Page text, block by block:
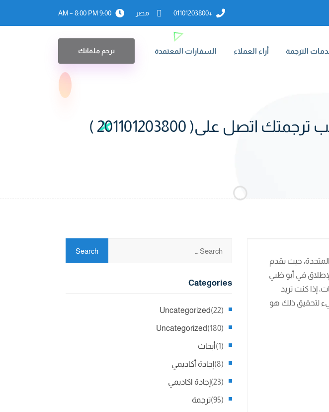
+01101203800 مصر 9:00 AM – 8:00 PM
الترجمة أراء العملاء السفارات المعتمدة ترجم ملفاتك
على( 201101203800 )
حيث يقدم
في أبو ظبي
إذا كنت تريد
لتحقيق ذلك هو
Categories
Uncategorized (22)
Uncategorized (180)
أبحاث (1)
إجادة أكاديمي (8)
إجادة اكاديمي (23)
ترجمة (95)